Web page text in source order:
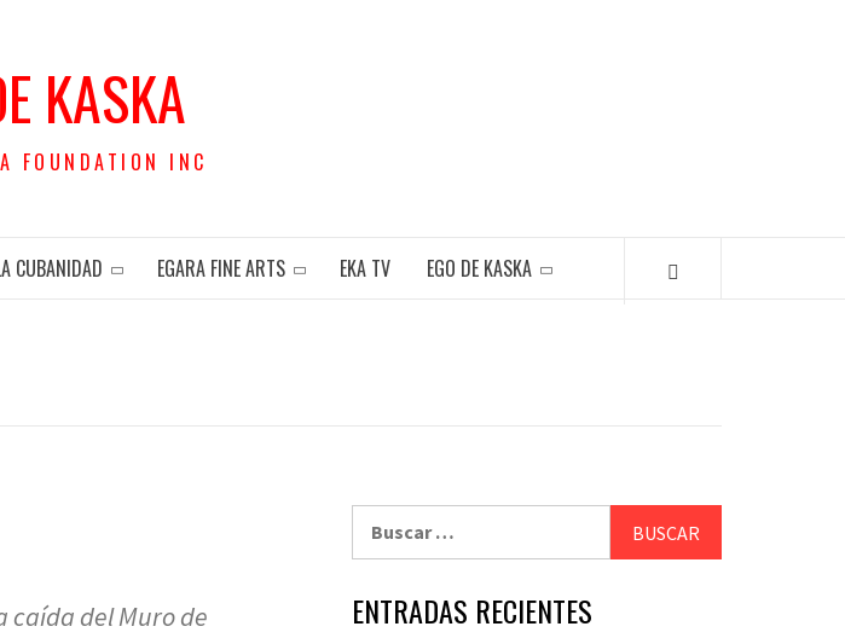
KASKA
FOUNDATION INC
CUBANIDAD EGARA FINE ARTS EKA TV EGO DE KASKA
caída del Muro de
ENTRADAS RECIENTES